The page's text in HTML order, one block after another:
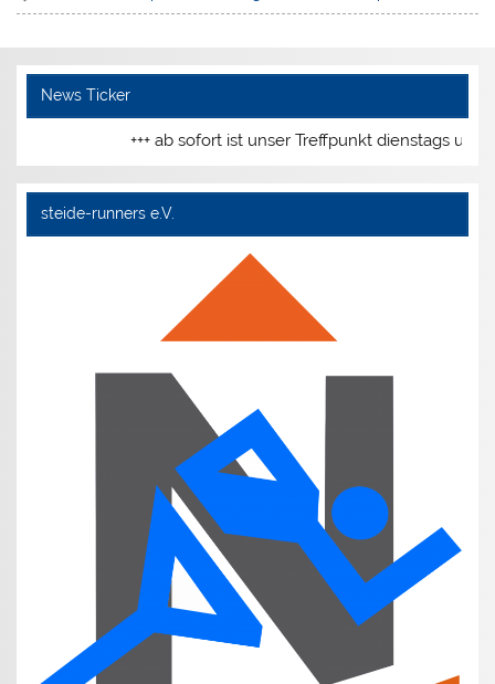
News Ticker
+++ ab sofort ist unser Treffpunkt dienstags und
steide-runners e.V.